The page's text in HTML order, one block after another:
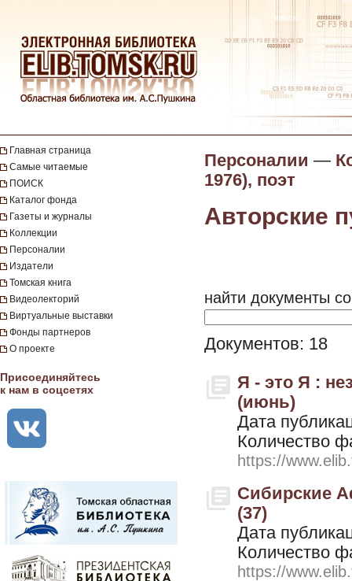
Главная страница
Самые читаемые
ПОИСК
Каталог фонда
Газеты и журналы
Коллекции
Персоналии
Издатели
Томская книга
Видеолекторий
Виртуальные выставки
Фонды партнеров
О проекте
Присоединяйтесь
к нам в соцсетях
Персоналии —
1976), поэт
Авторские
найти документы
Документов: 18
Я - это Я :
(июнь)
Дата
Количество
https://
Сибирские
(37)
Дата
Количество
https://